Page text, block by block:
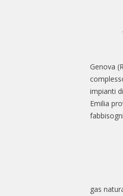
Genova
impianti
Emilia
gas